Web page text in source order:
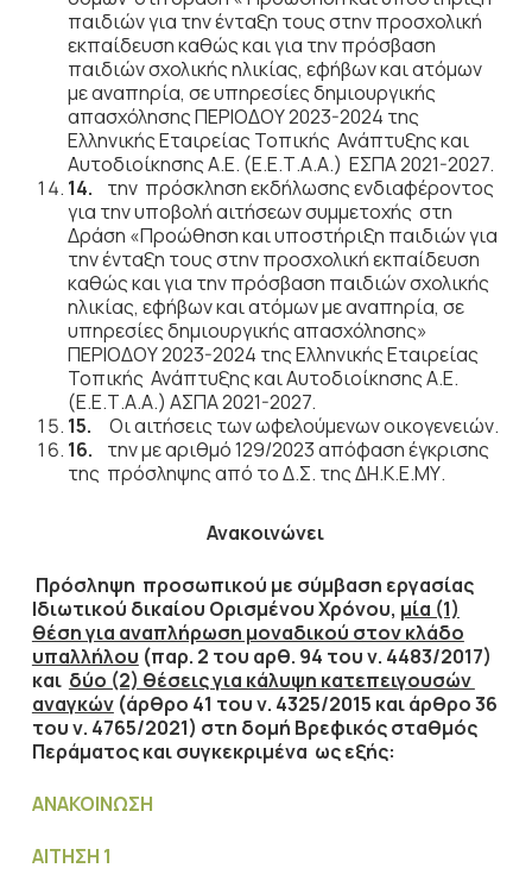
παιδιών για την ένταξη τους στην προσχολική
εκπαίδευση καθώς και για την πρόσβαση
παιδιών σχολικής ηλικίας, εφήβων και ατόμων
με αναπηρία, σε υπηρεσίες δημιουργικής
απασχόλησης ΠΕΡΙΟΔΟΥ 2023-2024 της
Ελληνικής Εταιρείας Τοπικής Ανάπτυξης και
Αυτοδιοίκησης Α.Ε. (Ε.Ε.Τ.Α.Α.) ΕΣΠΑ 2021-2027.
14. την πρόσκληση εκδήλωσης ενδιαφέροντος
για την υποβολή αιτήσεων συμμετοχής στη
Δράση «Προώθηση και υποστήριξη παιδιών για
την ένταξη τους στην προσχολική εκπαίδευση
καθώς και για την πρόσβαση παιδιών σχολικής
ηλικίας, εφήβων και ατόμων με αναπηρία, σε
υπηρεσίες δημιουργικής απασχόλησης»
ΠΕΡΙΟΔΟΥ 2023-2024 της Ελληνικής Εταιρείας
Τοπικής Ανάπτυξης και Αυτοδιοίκησης Α.Ε.
(Ε.Ε.Τ.Α.Α.) ΑΣΠΑ 2021-2027.
15.
Οι αιτήσεις των ωφελούμενων οικογενειών.
16. την με αριθμό 129/2023 απόφαση έγκρισης
της πρόσληψης από το Δ.Σ. της ΔΗ.Κ.Ε.ΜΥ.
Ανακοινώνει
Πρόσληψη προσωπικού με σύμβαση εργασίας
Ιδιωτικού δικαίου Ορισμένου Χρόνου, μία (1)
θέση για αναπλήρωση μοναδικού στον κλάδο
υπαλλήλου (παρ. 2 του αρθ. 94 του ν. 4483/2017)
και δύο (2) θέσεις για κάλυψη κατεπειγουσών
αναγκών(άρθρο 41 του ν. 4325/2015 και άρθρο 36
του ν. 4765/2021) στη δομή Βρεφικός σταθμός
Περάματοςκαι συγκεκριμένα ως εξής:
ΑΝΑΚΟΙΝΩΣΗ
ΑΙΤΗΣΗ 1